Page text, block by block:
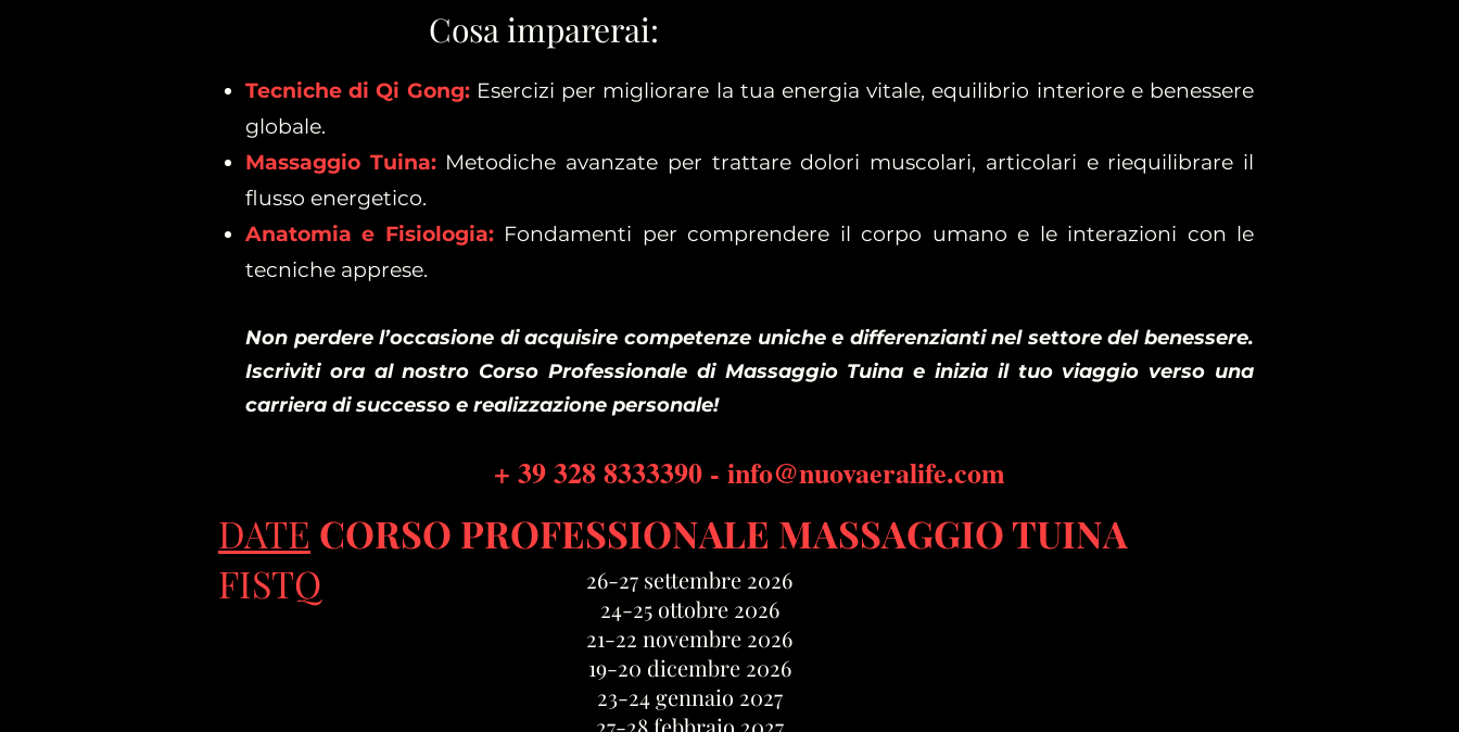
Cosa imparerai:
Tecniche di Qi Gong:Esercizi per migliorare la tua energia vitale, equilibrio interiore e benessere
globale.
Massaggio Tuina: Metodiche avanzate per trattare dolori muscolari, articolari e riequilibrare il
flusso energetico.
Anatomia e Fisiologia:Fondamenti per comprendere il corpo umano e le interazioni con le
tecniche apprese.
Non perdere l’occasione di acquisire competenze uniche e differenzianti nel settore del benessere.
Iscriviti ora al nostro Corso Professionale di Massaggio Tuina e inizia il tuo viaggio verso una
carriera di successo e realizzazione personale!
+ 39 328 8333390 - info@nuovaeralife.com
DATE CORSO PROFESSIONALE MASSAGGIO TUINA
FISTQ
​26-27 settembre 2026
24-25 ottobre 2026
21-22 novembre 2026
19-20 dicembre 2026
23-24 gennaio 2027
27-28 febbraio 2027